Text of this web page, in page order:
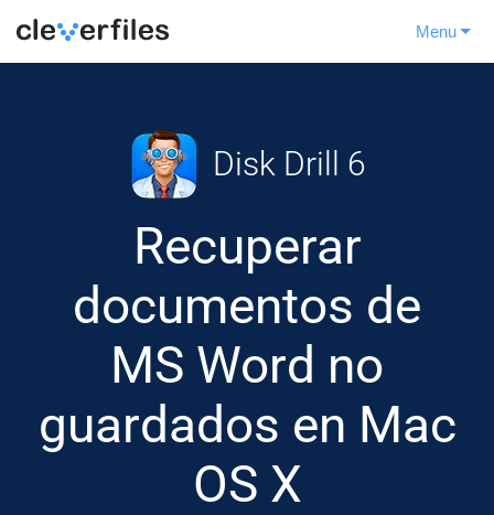
Menu
Disk Drill 6
Recuperar
documentos de
MS Word no
guardados en Mac
OS X